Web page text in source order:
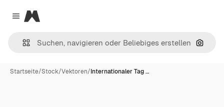
Close menu
Magnific
Nach
Startseite/Stock/Vektoren/Internationaler Tag …